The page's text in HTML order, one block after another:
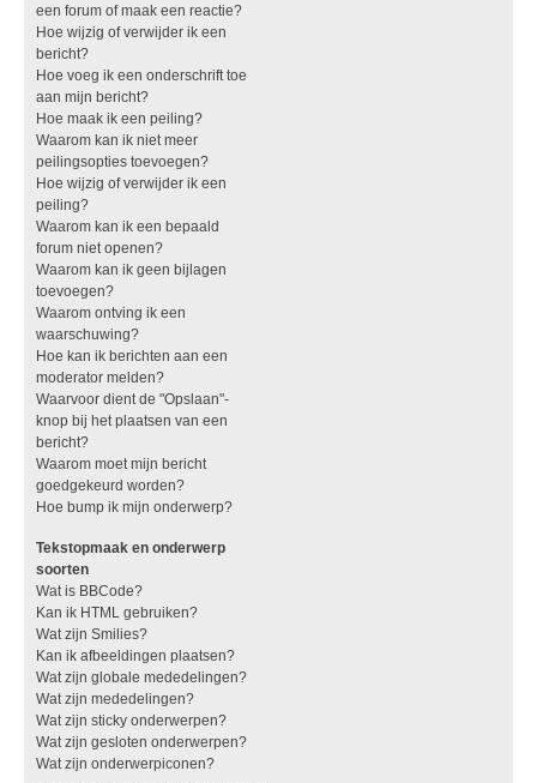
een forum of maak een reactie?
Hoe wijzig of verwijder ik een
bericht?
Hoe voeg ik een onderschrift toe
aan mijn bericht?
Hoe maak ik een peiling?
Waarom kan ik niet meer
peilingsopties toevoegen?
Hoe wijzig of verwijder ik een
peiling?
Waarom kan ik een bepaald
forum niet openen?
Waarom kan ik geen bijlagen
toevoegen?
Waarom ontving ik een
waarschuwing?
Hoe kan ik berichten aan een
moderator melden?
Waarvoor dient de "Opslaan"-
knop bij het plaatsen van een
bericht?
Waarom moet mijn bericht
goedgekeurd worden?
Hoe bump ik mijn onderwerp?
Tekstopmaak en onderwerp
soorten
Wat is BBCode?
Kan ik HTML gebruiken?
Wat zijn Smilies?
Kan ik afbeeldingen plaatsen?
Wat zijn globale mededelingen?
Wat zijn mededelingen?
Wat zijn sticky onderwerpen?
Wat zijn gesloten onderwerpen?
Wat zijn onderwerpiconen?